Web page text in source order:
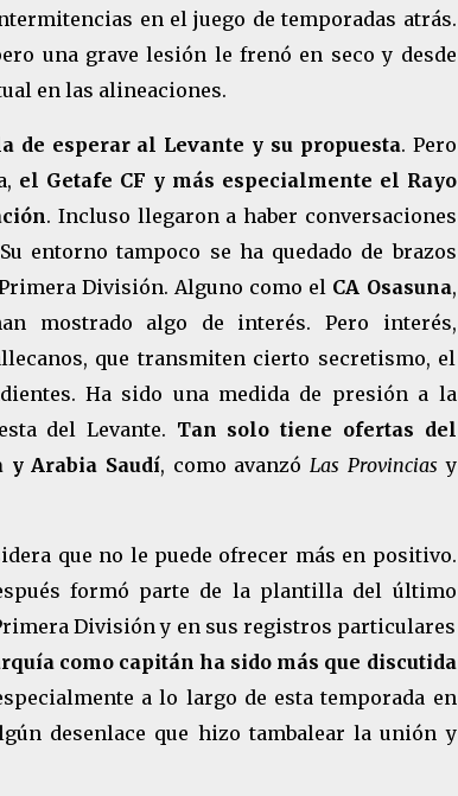
en el juego de temporadas atrás.
una grave lesión le frenó en seco y desde
en las alineaciones.
de esperar al Levante y su propuesta. Pero
el Getafe CF y más especialmente el Rayo
. Incluso llegaron a haber conversaciones
entorno tampoco se ha quedado de brazos
División. Alguno como el CA Osasuna,
mostrado algo de interés. Pero interés,
que transmiten cierto secretismo, el
Ha sido una medida de presión a la
del Levante. Tan solo tiene ofertas del
y Arabia Saudí, como avanzóLas Provincias y
que no le puede ofrecer más en positivo.
formó parte de la plantilla del último
División y en sus registros particulares
como capitán ha sido más que discutida
a lo largo de esta temporada en
desenlace que hizo tambalear la unión y